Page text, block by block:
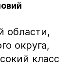
области,
округа,
класс